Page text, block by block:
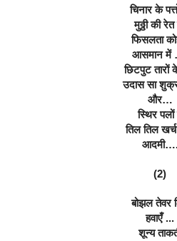
चिनार के
मुठ्ठी की रेत
फिसलता
आसमान में
छिटपुट तारों
उदास सा शुक्र
और…
स्थिर पलों
तिल तिल खर्च
(2)
बोझल तेवर
हवाएँ ...
शून्य